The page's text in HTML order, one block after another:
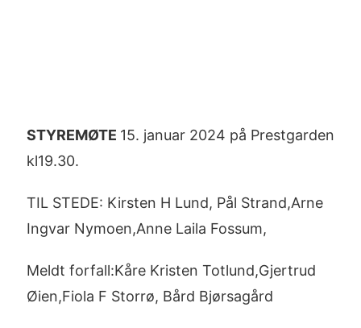
STYREMØTE 15. januar 2024 på Prestgarden
kl19.30.
TIL STEDE: Kirsten H Lund, Pål Strand,Arne
Ingvar Nymoen,Anne Laila Fossum,
Meldt forfall:Kåre Kristen Totlund,Gjertrud
Øien,Fiola F Storrø, Bård Bjørsagård